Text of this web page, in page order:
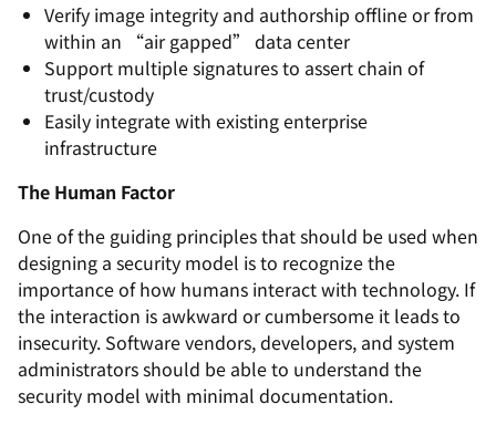
Verify image integrity and authorship offline or from
within an “air gapped” data center
Support multiple signatures to assert chain of
trust/custody
Easily integrate with existing enterprise
infrastructure
The Human Factor
One of the guiding principles that should be used when
designing a security model is to recognize the
importance of how humans interact with technology. If
the interaction is awkward or cumbersome it leads to
insecurity. Software vendors, developers, and system
administrators should be able to understand the
security model with minimal documentation.